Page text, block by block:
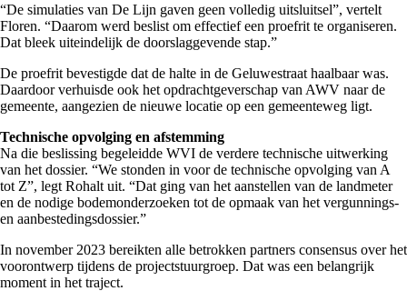
“De simulaties van De Lijn gaven geen volledig uitsluitsel”, vertelt
Floren. “Daarom werd beslist om effectief een proefrit te organiseren.
Dat bleek uiteindelijk de doorslaggevende stap.”
De proefrit bevestigde dat de halte in de Geluwestraat haalbaar was.
Daardoor verhuisde ook het opdrachtgeverschap van AWV naar de
gemeente, aangezien de nieuwe locatie op een gemeenteweg ligt.
Technische opvolging en afstemming
Na die beslissing begeleidde WVI de verdere technische uitwerking
van het dossier. “We stonden in voor de technische opvolging van A
tot Z”, legt Rohalt uit. “Dat ging van het aanstellen van de landmeter
en de nodige bodemonderzoeken tot de opmaak van het vergunnings-
en aanbestedingsdossier.”
In november 2023 bereikten alle betrokken partners consensus over het
voorontwerp tijdens de projectstuurgroep. Dat was een belangrijk
moment in het traject.